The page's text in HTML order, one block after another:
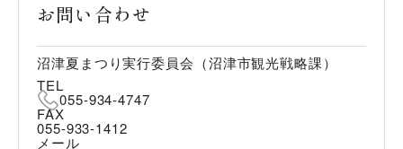
お問い合わせ
沼津夏まつり実行委員会（沼津市観光戦略課）
TEL
055-934-4747
FAX
055-933-1412
メール